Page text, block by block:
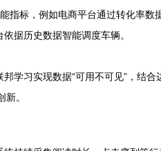
标，例如电商平台通过转化率数
据历史数据智能调度车辆。
学习实现数据“可用不可见”，结
。